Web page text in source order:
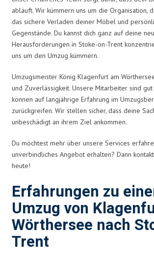
abläuft. Wir kümmern uns um die Organisation,
das sichere Verladen deiner Möbel und
Gegenstände. Du kannst dich ganz auf deine
Herausforderungen in Stoke-on-Trent
uns um den Umzug kümmern.
Umzugsmeister König Klagenfurt am
und Zuverlässigkeit. Unsere Mitarbeiter sind
können auf langjährige Erfahrung im
zurückgreifen. Wir stellen sicher, dass deine
unbeschädigt an ihrem Ziel ankommen.
Du möchtest mehr über unsere Services
unverbindliches Angebot erhalten? Dann
heute!
Erfahrungen zu
Umzug von
Wörthersee nach
Trent